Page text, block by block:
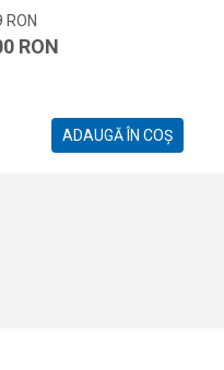
RON
RON
ADAUGĂ ÎN COȘ